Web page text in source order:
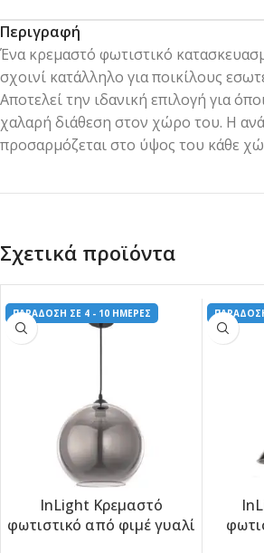
Περιγραφή
Ένα κρεμαστό φωτιστικό
σχοινί κατάλληλο για ποικίλους
Αποτελεί την ιδανική επιλογή για
χαλαρή διάθεση στον χώρο του. Η
προσαρμόζεται στο ύψος του κάθε
Σχετικά προϊόντα
-5%
ΠΑΡΑΔΟΣΗ ΣΕ 4 - 10 ΗΜΕΡΕΣ
InLight Κρεμαστό
φωτιστικό από φιμέ γυαλί
-5%